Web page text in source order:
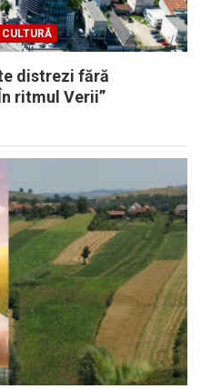
CULTURĂ
distrezi fără
ritmul Verii”